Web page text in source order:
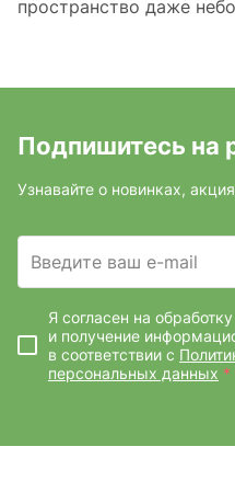
пространство даже
Подпишитесь на
Узнавайте о новинках,
Введите ваш e-mail
Я согласен на
и получение
в соответствии с
персональных данных *